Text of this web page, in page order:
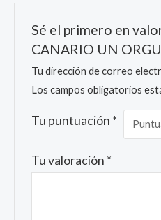
Sé el primero en
CANARIO UN
Tu dirección de correo
Los campos obligatorios
Tu puntuación *
Tu valoración *